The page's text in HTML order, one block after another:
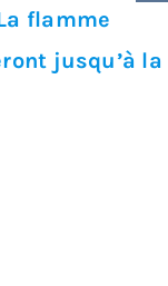
flamme
jusqu’à la